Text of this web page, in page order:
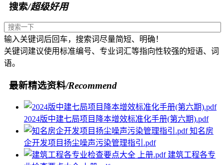
搜索/超级好用
输入关键词后回车，搜索词尽量简短、明确！
关键词建议使用标准编号、专业词汇等指向性较强的短语、词
语。
最新精选资料/Recommend
2024版中建七局项目降本增效标准化手册(第六期).pdf
知名房
企开发项目扬尘噪声污染管理指引.pdf
建筑工程各专